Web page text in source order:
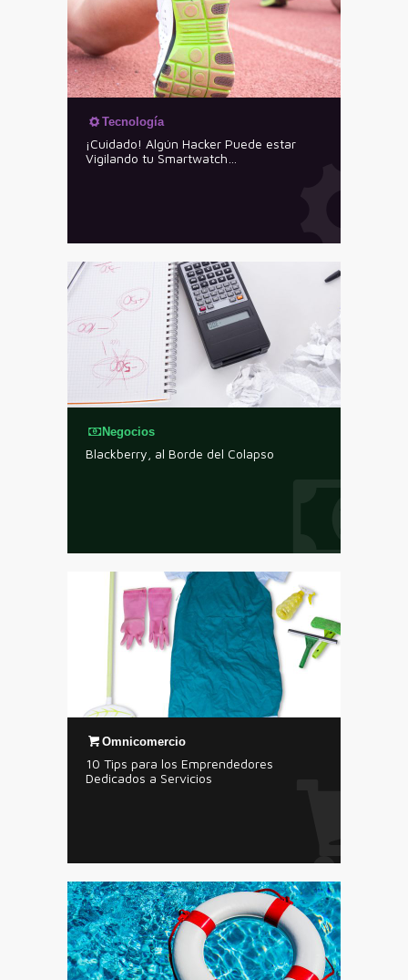
Tecnología
¡Cuidado! Algún Hacker Puede estar
Vigilando tu Smartwatch…
Negocios
Blackberry, al Borde del Colapso
Omnicomercio
10 Tips para los Emprendedores
Dedicados a Servicios